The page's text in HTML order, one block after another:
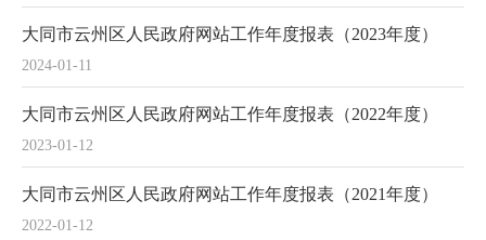
2024-01-11
大同市云州区人民政府网站工作年度报表（2023年度）
2023-01-12
大同市云州区人民政府网站工作年度报表（2022年度）
2022-01-12
大同市云州区人民政府网站工作年度报表（2021年度）